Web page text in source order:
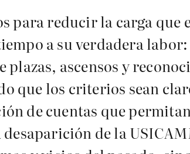
reducir la carga que
a su verdadera
plazas, ascensos y
que los criterios sean
de cuentas que
de la